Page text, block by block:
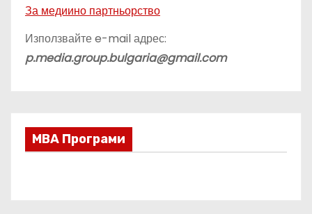
За медиино партньорство
Използвайте e-mail адрес:
p.media.group.bulgaria@gmail.com
МВА Програми